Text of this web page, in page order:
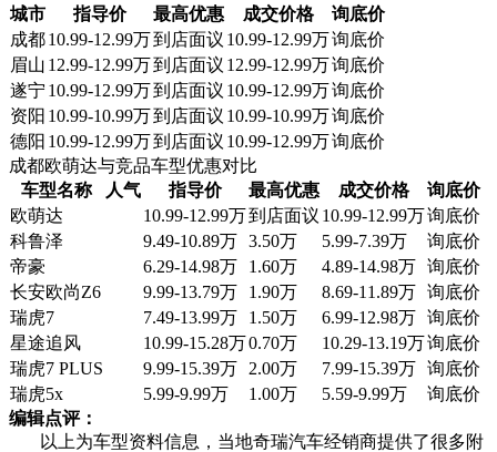
城市
指导价 最高优惠 成交价格
询底价
成都10.99-12.99万到店面议 10.99-12.99万询底价
眉山 12.99-12.99万到店面议 12.99-12.99万询底价
遂宁10.99-12.99万到店面议 10.99-12.99万询底价
资阳 10.99-10.99万到店面议 10.99-10.99万询底价
德阳 10.99-12.99万到店面议 10.99-12.99万询底价
成都欧萌达与竞品车型优惠对比
车型名称
人气 指导价 最高优惠 成交价格
询底价
欧萌达
10.99-12.99万到店面议 10.99-12.99万询底价
科鲁泽
9.49-10.89万 3.50万 5.99-7.39万
询底价
帝豪
6.29-14.98万 1.60万 4.89-14.98万 询底价
长安欧尚Z6
9.99-13.79万 1.90万 8.69-11.89万 询底价
瑞虎7
7.49-13.99万 1.50万 6.99-12.98万 询底价
星途追风
10.99-15.28万0.70万 10.29-13.19万询底价
瑞虎7 PLUS
9.99-15.39万 2.00万 7.99-15.39万 询底价
瑞虎5x
5.99-9.99万 1.00万 5.59-9.99万
询底价
编辑点评：
以上为车型资料信息，当地奇瑞汽车经销商提供了很多附